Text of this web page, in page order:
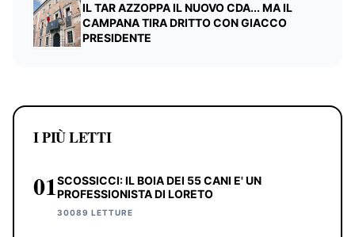
IL TAR AZZOPPA IL NUOVO CDA... MA IL
CAMPANA TIRA DRITTO CON GIACCO
PRESIDENTE
I PIÙ LETTI
01SCOSSICCI: IL BOIA DEI 55 CANI E' UN
PROFESSIONISTA DI LORETO
30089 LETTURE